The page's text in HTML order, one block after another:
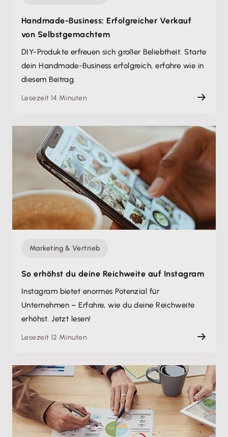
Handmade-Business: Erfolgreicher Verkauf
von Selbstgemachtem
DIY-Produkte erfreuen sich großer Beliebtheit. Starte
dein Handmade-Business erfolgreich, erfahre wie in
diesem Beitrag.
Lesezeit 14 Minuten
Marketing & Vertrieb
So erhöhst du deine Reichweite auf Instagram
Instagram bietet enormes Potenzial für
Unternehmen – Erfahre, wie du deine Reichweite
erhöhst. Jetzt lesen!
Lesezeit 12 Minuten